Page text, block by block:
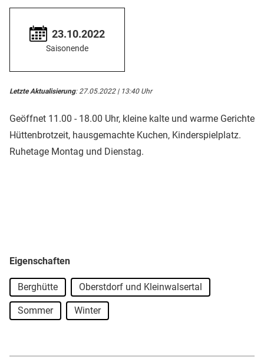
23.10.2022
Saisonende
Letzte Aktualisierung: 27.05.2022 | 13:40 Uhr
Geöffnet 11.00 - 18.00 Uhr, kleine kalte und warme Gerichte,
Hüttenbrotzeit, hausgemachte Kuchen, Kinderspielplatz.
Ruhetage Montag und Dienstag.
Eigenschaften
Berghütte Oberstdorf und Kleinwalsertal
Sommer Winter